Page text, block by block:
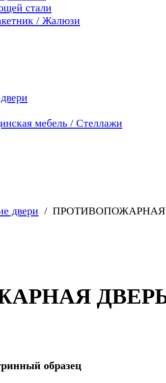
стали
/ Жалюзи
мебель / Стеллажи
двери ПРОТИВОПОЖАРНАЯ
ДВЕРЬ
образец